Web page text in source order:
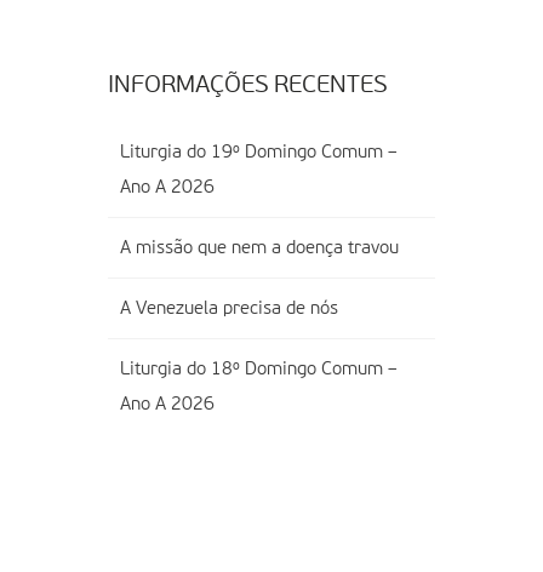
INFORMAÇÕES RECENTES
Liturgia do 19º Domingo Comum –
Ano A 2026
A missão que nem a doença travou
A Venezuela precisa de nós
Liturgia do 18º Domingo Comum –
Ano A 2026